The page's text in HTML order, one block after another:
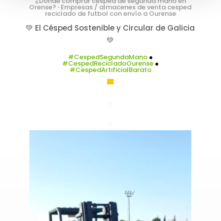
Orense? · Empresas / almacenes de venta cesped
reciclado de futbol con envío a Ourense
💚 El Césped Sostenible y Circular de Galicia
💚
#CespedSegundaMano ●
#CespedRecicladoOurense ●
#CespedArtificialBarato
▀